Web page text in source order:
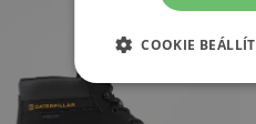
COOKIE